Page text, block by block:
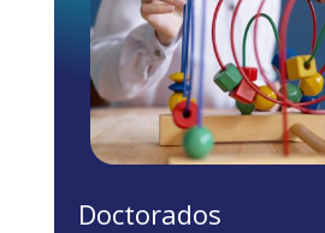
Doctorados